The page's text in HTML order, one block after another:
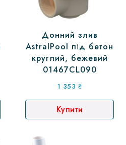
Донний злив
AstralPool під бетон
круглий, бежевий
01467CL090
1 353 ₴
Купити